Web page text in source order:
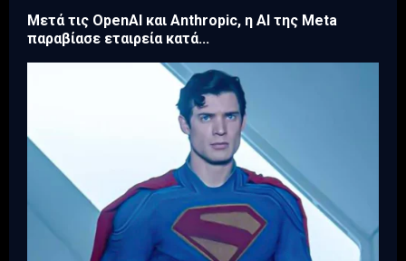
Μετά τις OpenAI και Anthropic, η AI της Meta
παραβίασε εταιρεία κατά...